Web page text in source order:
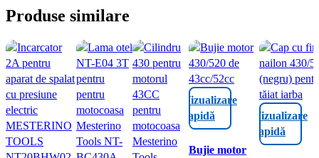
Produse similare
Vizualizare
rapidă
Bujie motor
Vizualizare
rapidă